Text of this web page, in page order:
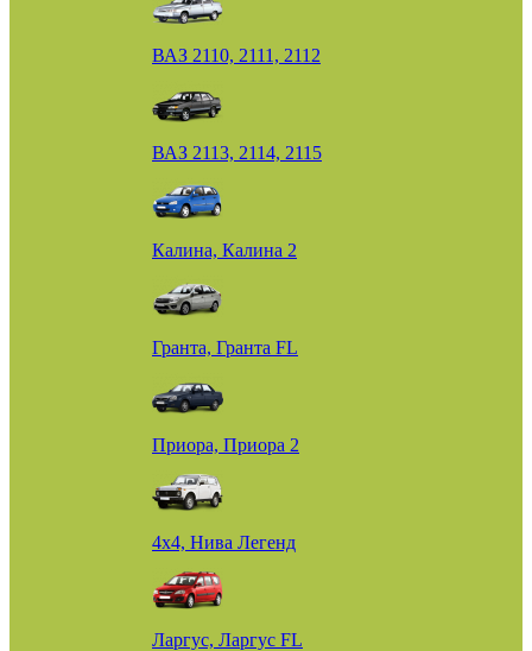
ВАЗ 2110, 2111, 2112
ВАЗ 2113, 2114, 2115
Калина, Калина 2
Гранта, Гранта FL
Приора, Приора 2
4х4, Нива Легенд
Ларгус, Ларгус FL